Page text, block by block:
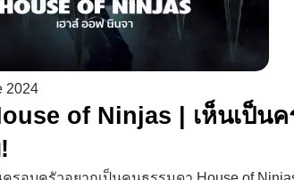
2024
of Ninjas | เห็นเป็น